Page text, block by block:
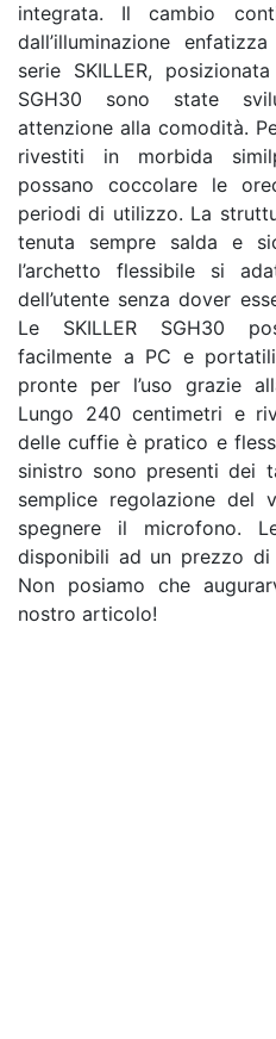
integrata. Il cambio
dall’illuminazione
serie SKILLER,
SGH30 sono state
attenzione alla comodità.
rivestiti in morbida
possano coccolare le
periodi di utilizzo. La
tenuta sempre salda e
l’archetto flessibile si
dell’utente senza dover
Le SKILLER SGH30
facilmente a PC e
pronte per l’uso grazie
Lungo 240 centimetri e
delle cuffie è pratico e
sinistro sono presenti dei
semplice regolazione del
spegnere il microfono.
disponibili ad un prezzo di
Non posiamo che
nostro articolo!